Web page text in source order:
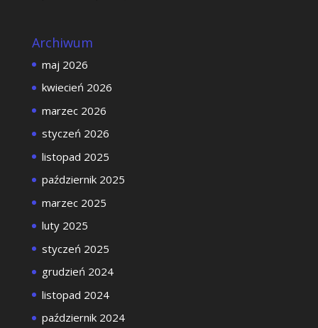
Archiwum
maj 2026
kwiecień 2026
marzec 2026
styczeń 2026
listopad 2025
październik 2025
marzec 2025
luty 2025
styczeń 2025
grudzień 2024
listopad 2024
październik 2024